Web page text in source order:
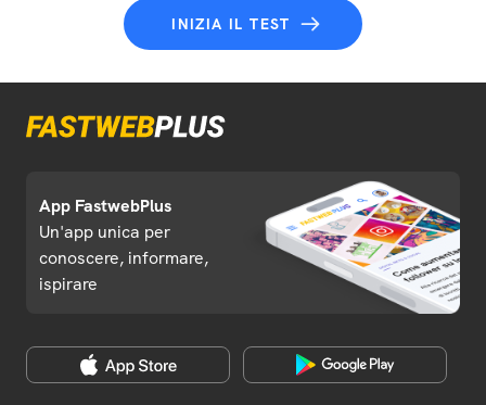
INIZIA IL TEST
App FastwebPlus
Un'app unica per
conoscere, informare,
ispirare